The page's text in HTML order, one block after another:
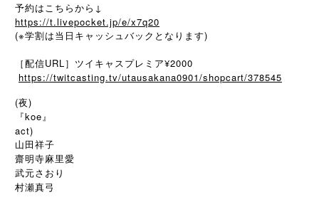
予約はこちらから↓
https://t.livepocket.jp/e/x7q20
(※学割は当日キャッシュバックとなります)
［配信URL］ツイキャスプレミア¥2000
https://twitcasting.tv/utausakana0901/shopcart/378545
(夜)
『koe』
act)
山田祥子
齋明寺麻里愛
武元さおり
村瀬真弓